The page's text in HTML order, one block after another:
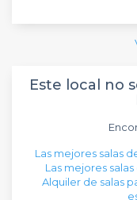
Este local no
Las mejores salas
Las mejores
Alquiler de salas